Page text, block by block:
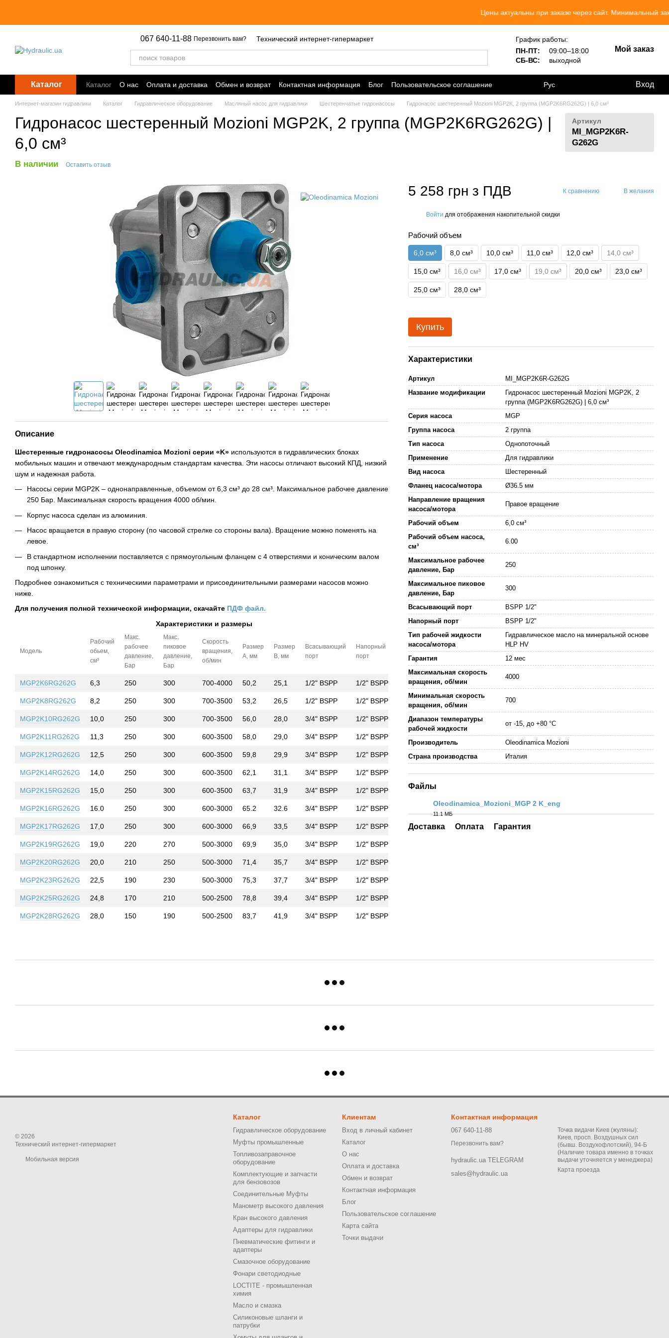
Цены актуальны при заказе через сайт. Минимальный заказ 300
067 640-11-88 Перезвонить вам? Технический интернет-гипермаркет
График работы:
ПН-ПТ:
09:00–18:00
СБ-ВС:
выходной
Мой заказ
Каталог Каталог О нас Оплата и доставка Обмен и возврат Контактная информация Блог
Пользовательское соглашение
Точки выдачи
Рус Вход
Интернет-магазин гидравлики Каталог Гидравлическое оборудование Масляный насос для гидравлики Шестеренчатые гидронасосы Гидронасос шестеренный Mozioni MGP2K, 2 группа (MGP2K6RG262G) | 6,0 см³
Гидронасос шестеренный Mozioni MGP2K, 2 группа (MGP2K6RG262G) |
6,0 см³
Артикул
MI_MGP2K6R-
G262G
В наличии Оставить отзыв
Описание
Шестеренные гидронасосы Oleodinamica Mozioni серии «K» используются в гидравлических блоках
мобильных машин и отвечают международным стандартам качества. Эти насосы отличают высокий КПД, низкий
шум и надежная работа.
Насосы серии MGP2K – однонаправленные, объемом от 6,3 см³ до 28 см³. Максимальное рабочее давление
250 Бар. Максимальная скорость вращения 4000 об/мин.
Корпус насоса сделан из алюминия.
Насос вращается в правую сторону (по часовой стрелке со стороны вала). Вращение можно поменять на
левое.
В стандартном исполнении поставляется с прямоугольным фланцем с 4 отверстиями и коническим валом
под шпонку.
Подробнее ознакомиться с техническими параметрами и присоединительными размерами насосов можно
ниже.
Для получения полной технической информации, скачайте ПДФ файл.
Характеристики и размеры
Модель
Рабочий
обьем,
см³
Макс.
рабочее
давление,
Бар
Макс.
пиковое
давление,
Бар
Скорость
вращения,
об/мин
Размер
А, мм
Размер
B, мм
Всасывающий
порт
Напорный
порт
MGP2K6RG262G 6,3 250 300 700-4000 50,2 25,1 1/2" BSPP 1/2" BSPP
MGP2K8RG262G 8,2 250 300 700-3500 53,2 26,5 1/2" BSPP 1/2" BSPP
MGP2K10RG262G 10,0 250 300 700-3500 56,0 28,0 3/4" BSPP 1/2" BSPP
MGP2K11RG262G 11,3 250 300 600-3500 58,0 29,0 3/4" BSPP 1/2" BSPP
MGP2K12RG262G 12,5 250 300 600-3500 59,8 29,9 3/4" BSPP 1/2" BSPP
MGP2K14RG262G 14,0 250 300 600-3500 62,1 31,1 3/4" BSPP 1/2" BSPP
MGP2K15RG262G 15,0 250 300 600-3500 63,7 31,9 3/4" BSPP 1/2" BSPP
MGP2K16RG262G 16.0 250 300 600-3000 65.2 32.6 3/4" BSPP 1/2" BSPP
MGP2K17RG262G 17,0 250 300 600-3000 66,9 33,5 3/4" BSPP 1/2" BSPP
MGP2K19RG262G 19,0 220 270 500-3000 69,9 35,0 3/4" BSPP 1/2" BSPP
MGP2K20RG262G 20,0 210 250 500-3000 71,4 35,7 3/4" BSPP 1/2" BSPP
MGP2K23RG262G 22,5 190 230 500-3000 75,3 37,7 3/4" BSPP 1/2" BSPP
MGP2K25RG262G 24,8 170 210 500-2500 78,8 39,4 3/4" BSPP 1/2" BSPP
MGP2K28RG262G 28,0 150 190 500-2500 83,7 41,9 3/4" BSPP 1/2" BSPP
5 258 грн з ПДВ К сравнению В желания
Войти для отображения накопительной скидки
Рабочий объем
6,0 см³ 8,0 см³ 10,0 см³ 11,0 см³ 12,0 см³ 14,0 см³
15,0 см³ 16,0 см³ 17,0 см³ 19,0 см³ 20,0 см³ 23,0 см³
25,0 см³ 28,0 см³
Купить
Характеристики
Артикул
MI_MGP2K6R-G262G
Название модификации
Гидронасос шестеренный Mozioni MGP2K, 2
группа (MGP2K6RG262G) | 6,0 см³
Серия насоса
MGP
Группа насоса
2 группа
Тип насоса
Однопоточный
Применение
Для гидравлики
Вид насоса
Шестеренный
Фланец насоса/мотора
Ø36.5 мм
Направление вращения
насоса/мотора
Правое вращение
Рабочий объем
6,0 см³
Рабочий объем насоса,
см³
6.00
Максимальное рабочее
давление, Бар
250
Максимальное пиковое
давление, Бар
300
Всасывающий порт
BSPP 1/2"
Напорный порт
BSPP 1/2"
Тип рабочей жидкости
насоса/мотора
Гидравлическое масло на минеральной основе
HLP HV
Гарантия
12 мес
Максимальная скорость
вращения, об/мин
4000
Минимальная скорость
вращения, об/мин
700
Диапазон температуры
рабочей жидкости
от -15, до +80 °C
Производитель
Oleodinamica Mozioni
Страна производства
Италия
Файлы
Oleodinamica_Mozioni_MGP 2 K_eng
11.1 МБ
Доставка Оплата Гарантия
© 2026
Технический интернет-гипермаркет
Мобильная версия
Каталог
Гидравлическое оборудование
Муфты промышленные
Топливозаправочное
оборудование
Комплектующие и запчасти
для бензовозов
Соединительные Муфты
Манометр высокого давления
Кран высокого давления
Адаптеры для гидравлики
Пневматические фитинги и
адаптеры
Смазочное оборудование
Фонари светодиодные
LOCTITE - промышленная
химия
Масло и смазка
Силиконовые шланги и
патрубки
Клиентам
Вход в личный кабинет
Каталог
О нас
Оплата и доставка
Обмен и возврат
Контактная информация
Блог
Пользовательское соглашение
Карта сайта
Точки выдачи
Контактная информация
067 640-11-88
Перезвонить вам?
hydraulic.ua TELEGRAM
sales@hydraulic.ua
Точка видачи Киев (жуляны):
Киев, просп. Воздушных сил
(бывш. Воздухофлотский), 94-Б
(Наличие товара именно в точках
выдачи уточняется у менеджера)
Карта проезда